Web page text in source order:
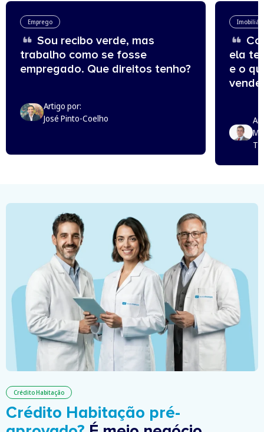
Emprego
Sou recibo verde, mas
trabalho como se fosse
empregado. Que direitos tenho?
Artigo por:
José Pinto-Coelho
ela
e o
Crédito Habitação
Crédito Habitação pré-